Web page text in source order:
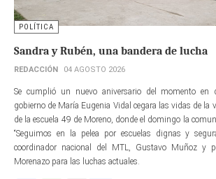
POLÍTICA
Sandra y Rubén, una bandera de lucha
REDACCIÓN 04 AGOSTO 2026
Se cumplió un nuevo aniversario del momento en
gobierno de María Eugenia Vidal cegara las vidas de la
de la escuela 49 de Moreno, donde el domingo la
“Seguimos en la pelea por escuelas dignas y
coordinador nacional del MTL, Gustavo Muñoz y
Morenazo para las luchas actuales.